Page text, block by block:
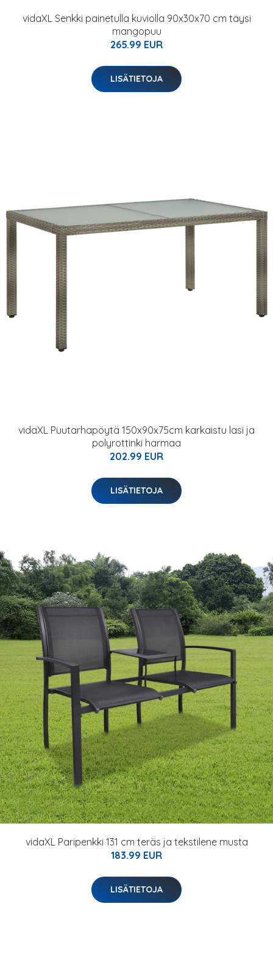
vidaXL Senkki painetulla kuviolla 90x30x70 cm täysi
mangopuu
265.99 EUR
LISÄTIETOJA
vidaXL Puutarhapöytä 150x90x75cm karkaistu lasi ja
polyrottinki harmaa
202.99 EUR
LISÄTIETOJA
vidaXL Paripenkki 131 cm teräs ja tekstilene musta
183.99 EUR
LISÄTIETOJA